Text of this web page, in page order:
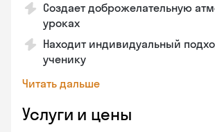
Создает доброжелательную
уроках
Находит индивидуальный
ученику
Читать дальше
Услуги и цены